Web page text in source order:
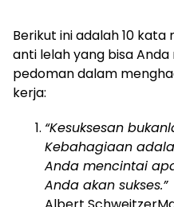
Berikut ini adalah 10
anti lelah yang bisa
pedoman dalam
kerja:
“Kesuksesan
Kebahagiaan
Anda mencintai
Anda akan sukses.”